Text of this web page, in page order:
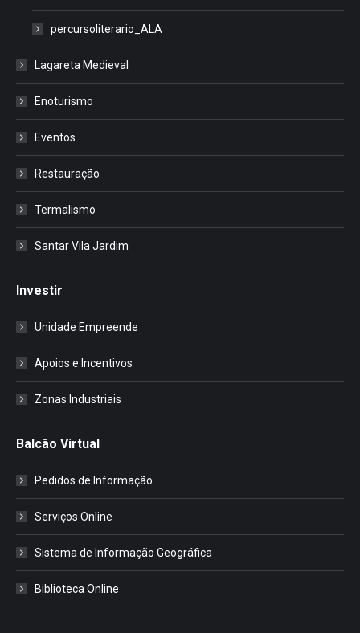
percursoliterario_ALA
Lagareta Medieval
Enoturismo
Eventos
Restauração
Termalismo
Santar Vila Jardim
Investir
Unidade Empreende
Apoios e Incentivos
Zonas Industriais
Balcão Virtual
Pedidos de Informação
Serviços Online
Sistema de Informação Geográfica
Biblioteca Online